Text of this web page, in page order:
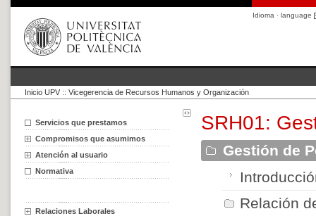
Idioma · language
Inicio UPV :: Vicegerencia de Recursos Humanos y Organización
Servicios que prestamos
Compromisos que asumimos
Atención al usuario
Normativa
Relaciones Laborales
SRH01:
Gestión de
Relación